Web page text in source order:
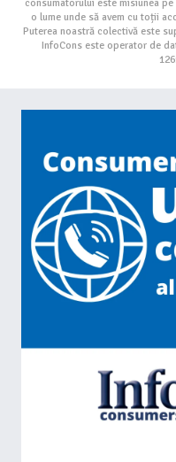
consumatorului este misiunea
o lume unde să avem cu toții
Puterea noastră colectivă este
InfoCons este operator de